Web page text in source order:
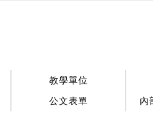
教學單位
公文表單 內